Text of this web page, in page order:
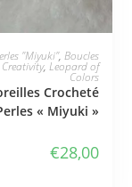
"Miyuki", Boucles
, Leopard of
Colors
Crocheté
« Miyuki »
€28,00